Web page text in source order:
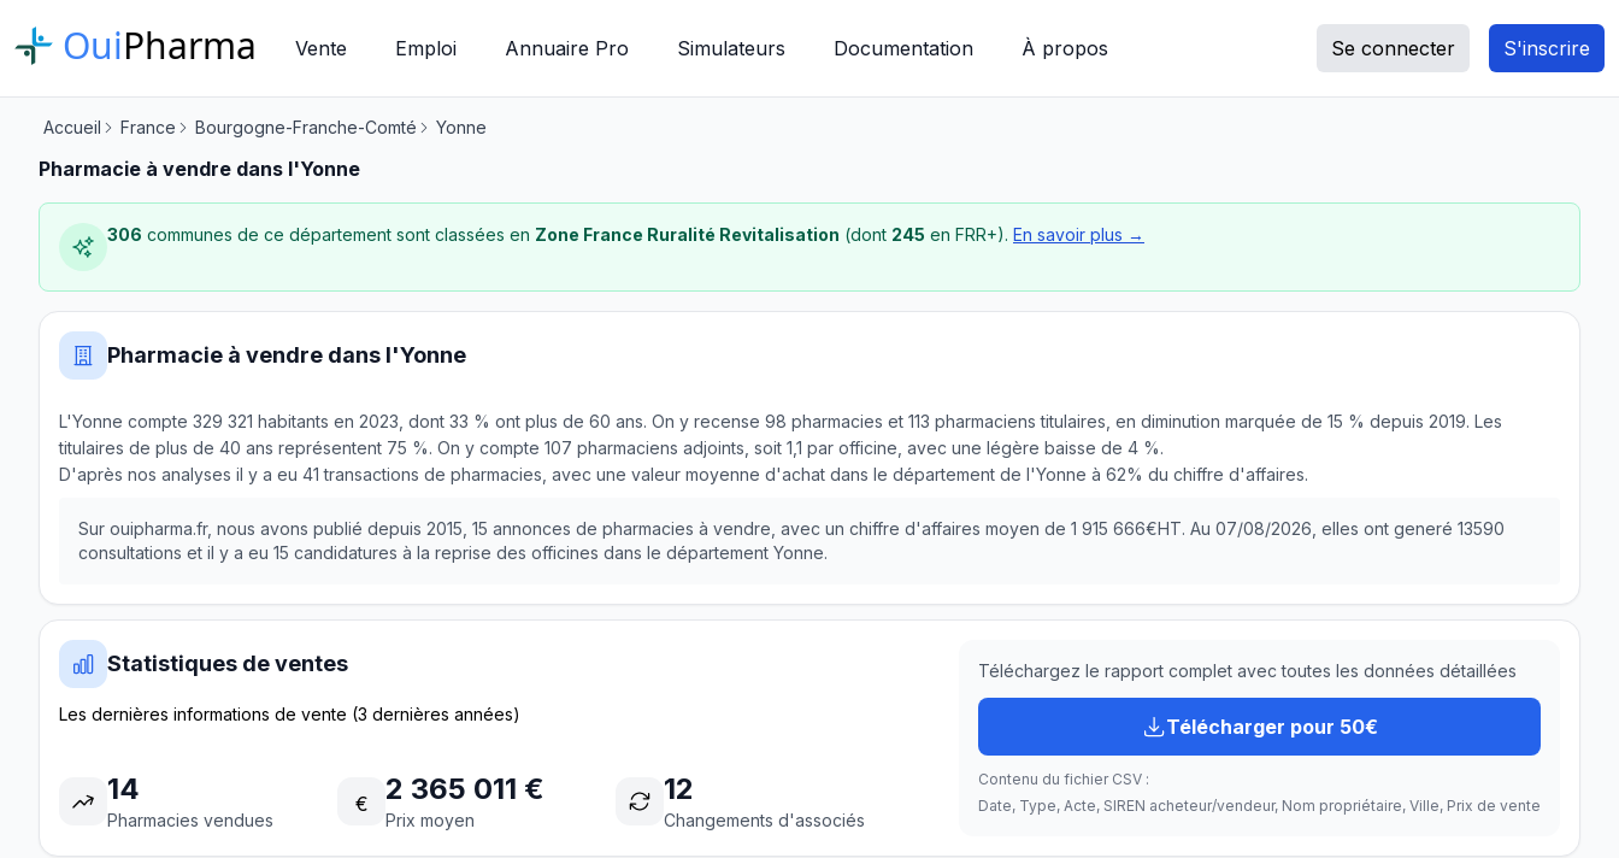
OuiPharma Vente Emploi Annuaire Pro Simulateurs Documentation À propos Se connecter S'inscrire
Accueil France Bourgogne-Franche-Comté Yonne
Pharmacie à vendre dans l'Yonne
306 communes de ce département sont classées en Zone France Ruralité Revitalisation (dont 245 en FRR+). En savoir plus →
Pharmacie à vendre dans l'Yonne
L'Yonne compte 329 321 habitants en 2023, dont 33 % ont plus de 60 ans. On y recense 98 pharmacies et 113 pharmaciens titulaires, en diminution marquée de 15 % depuis 2019. Les
titulaires de plus de 40 ans représentent 75 %. On y compte 107 pharmaciens adjoints, soit 1,1 par officine, avec une légère baisse de 4 %.
D'après nos analyses il y a eu 41 transactions de pharmacies, avec une valeur moyenne d'achat dans le département de l'Yonne à 62% du chiffre d'affaires.
Sur ouipharma.fr, nous avons publié depuis 2015, 15 annonces de pharmacies à vendre, avec un chiffre d'affaires moyen de 1 915 666€HT. Au 07/08/2026, elles ont generé 13590
consultations et il y a eu 15 candidatures à la reprise des officines dans le département Yonne.
Statistiques de ventes
Les dernières informations de vente (3 dernières années)
14
Pharmacies vendues
€ 2 365 011 €
Prix moyen
12
Changements d'associés
Téléchargez le rapport complet avec toutes les données détaillées
Télécharger pour 50€
Contenu du fichier CSV :
Date, Type, Acte, SIREN acheteur/vendeur, Nom propriétaire, Ville, Prix de vente